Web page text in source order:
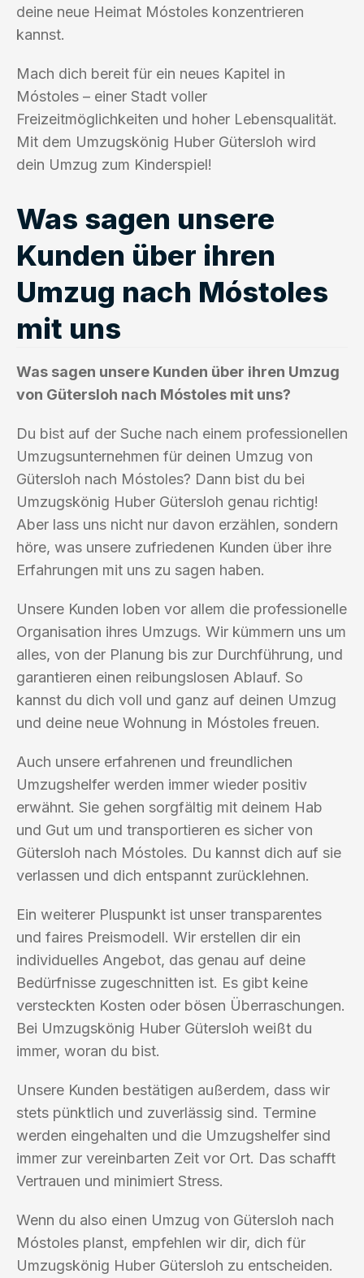
deine neue Heimat Móstoles konzentrieren
kannst.
Mach dich bereit für ein neues Kapitel in
Móstoles – einer Stadt voller
Freizeitmöglichkeiten und hoher Lebensqualität.
Mit dem Umzugskönig Huber Gütersloh wird
dein Umzug zum Kinderspiel!
Was sagen unsere
Kunden über ihren
Umzug nach Móstoles
mit uns
Was sagen unsere Kunden über ihren Umzug
von Gütersloh nach Móstoles mit uns?
Du bist auf der Suche nach einem professionellen
Umzugsunternehmen für deinen Umzug von
Gütersloh nach Móstoles? Dann bist du bei
Umzugskönig Huber Gütersloh genau richtig!
Aber lass uns nicht nur davon erzählen, sondern
höre, was unsere zufriedenen Kunden über ihre
Erfahrungen mit uns zu sagen haben.
Unsere Kunden loben vor allem die professionelle
Organisation ihres Umzugs. Wir kümmern uns um
alles, von der Planung bis zur Durchführung, und
garantieren einen reibungslosen Ablauf. So
kannst du dich voll und ganz auf deinen Umzug
und deine neue Wohnung in Móstoles freuen.
Auch unsere erfahrenen und freundlichen
Umzugshelfer werden immer wieder positiv
erwähnt. Sie gehen sorgfältig mit deinem Hab
und Gut um und transportieren es sicher von
Gütersloh nach Móstoles. Du kannst dich auf sie
verlassen und dich entspannt zurücklehnen.
Ein weiterer Pluspunkt ist unser transparentes
und faires Preismodell. Wir erstellen dir ein
individuelles Angebot, das genau auf deine
Bedürfnisse zugeschnitten ist. Es gibt keine
versteckten Kosten oder bösen Überraschungen.
Bei Umzugskönig Huber Gütersloh weißt du
immer, woran du bist.
Unsere Kunden bestätigen außerdem, dass wir
stets pünktlich und zuverlässig sind. Termine
werden eingehalten und die Umzugshelfer sind
immer zur vereinbarten Zeit vor Ort. Das schafft
Vertrauen und minimiert Stress.
Wenn du also einen Umzug von Gütersloh nach
Móstoles planst, empfehlen wir dir, dich für
Umzugskönig Huber Gütersloh zu entscheiden.